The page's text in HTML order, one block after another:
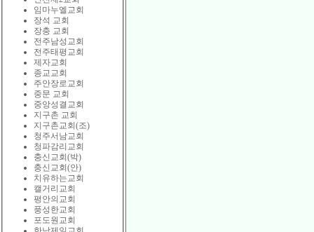
임마누엘교회
장석 교회
장충 교회
전주남성교회
전주태평교회
제자교회
종교교회
주안장로교회
중문 교회
중앙성결교회
지구촌 교회
지구촌교회(조)
청주서남교회
청파감리교회
충신교회(박)
충신교회(안)
치유하는교회
캘거리교회
평안의교회
풍성한교회
포도원교회